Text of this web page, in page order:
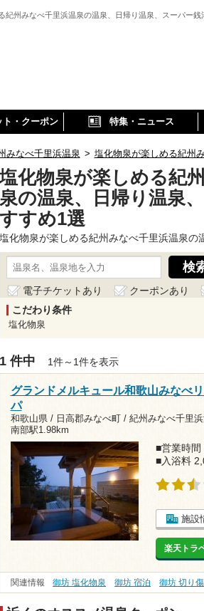
紀州みなべ千里浜温泉の温泉、日帰り温泉、スーパー銭
ト・クーポン 特集・ニュース
みなべ千里浜温泉 > 塩化物泉が楽しめる紀州
化物泉が楽しめる紀
泉の温泉、日帰り温泉
すすめ1選
塩化物泉が楽しめる紀州みなべ千里浜温泉
電子チケットあり クーポンあり
こだわり条件
塩化物泉
1 件中 1件～1件を表示
グランドメルキュール和歌山みなべ
パ
和歌山県 / 日高郡みなべ町 / 紀州みなべ千里
南部駅1.98km
■営業時
■入浴料
施設
楽天トラ
関連情報 御坊 塩化物泉 御坊 宿泊 御坊 切り傷